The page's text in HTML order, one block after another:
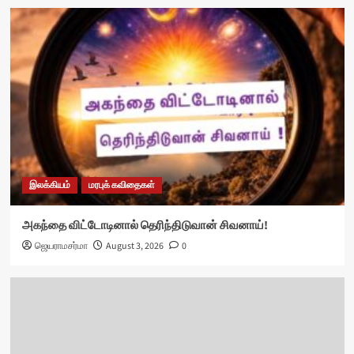
இலக்கியம் மரபுக் கவிதைகள்
அகந்தை விட்டோடினால் தெரிந்திடுவான் சிவனாய்!
ஜெயராமசர்மா August 3, 2026 0